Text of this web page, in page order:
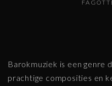
Barokmuziek is een genre
prachtige composities en